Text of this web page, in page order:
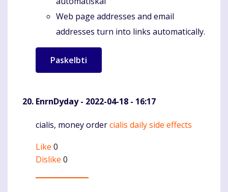
Web page addresses and email
addresses turn into links automatically.
EnrnDyday- 2022-04-18 - 16:17
Komentaras
cialis, money ordercialis daily side effects
Like 0
Dislike 0